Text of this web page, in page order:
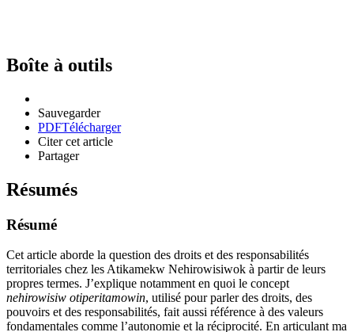
Boîte à outils
Sauvegarder
PDFTélécharger
Citer cet article
Partager
Résumés
Résumé
Cet article aborde la question des droits et des responsabilités
territoriales chez les Atikamekw Nehirowisiwok à partir de leurs
propres termes. J’explique notamment en quoi le concept
nehirowisiw otiperitamowin, utilisé pour parler des droits, des
pouvoirs et des responsabilités, fait aussi référence à des valeurs
fondamentales comme l’autonomie et la réciprocité. En articulant ma